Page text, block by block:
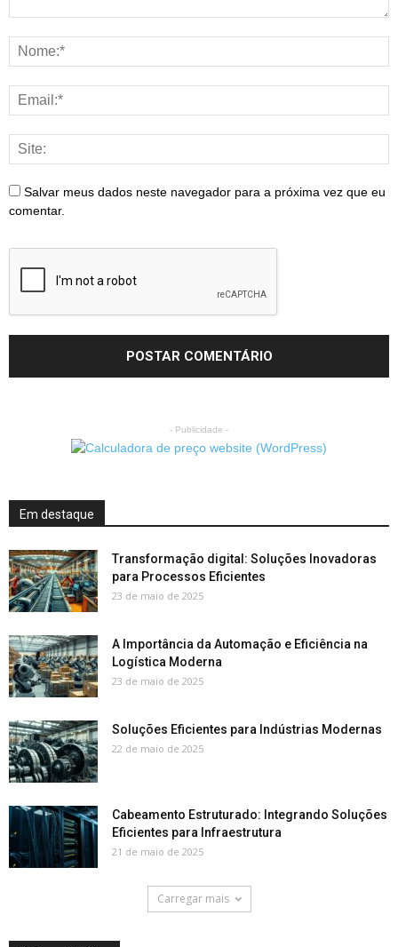
Salvar meus dados neste navegador para a próxima vez que eu
comentar.
- Publicidade -
Em destaque
Transformação digital: Soluções Inovadoras
para Processos Eficientes
23 de maio de 2025
A Importância da Automação e Eficiência na
Logística Moderna
23 de maio de 2025
Soluções Eficientes para Indústrias Modernas
22 de maio de 2025
Cabeamento Estruturado: Integrando Soluções
Eficientes para Infraestrutura
21 de maio de 2025
Carregar mais